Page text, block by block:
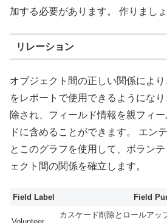
加する必要があります。 作りましょ
リレーション
オブジェクト間の正しい関係によ
をレポートで使用できるようにな
除され、フィールド情報を親フィ
ドに含めることができます。 エン
とこのグラフを使用して、ボラン
ェクト間の関係を確立します。
Field Label Field
カスケード削除とロールアッ